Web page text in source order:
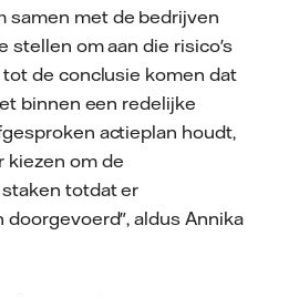
samen met de bedrijven
stellen om aan die risico's
de conclusie komen dat
binnen een redelijke
actieplan houdt,
kiezen om de
totdat er
aldus Annika